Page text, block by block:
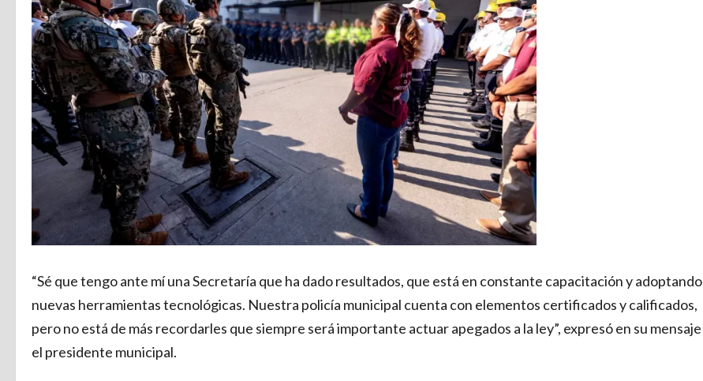
“Sé que tengo ante mí una Secretaría que ha dado resultados, que está en constante capacitación y adoptando
nuevas herramientas tecnológicas. Nuestra policía municipal cuenta con elementos certificados y calificados,
pero no está de más recordarles que siempre será importante actuar apegados a la ley”, expresó en su mensaje
el presidente municipal.